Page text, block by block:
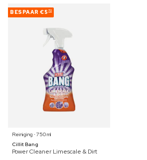
BESPAAR €5 72
Reiniging ⋅ 750 ml
Cillit Bang
Power Cleaner Limescale & Dirt